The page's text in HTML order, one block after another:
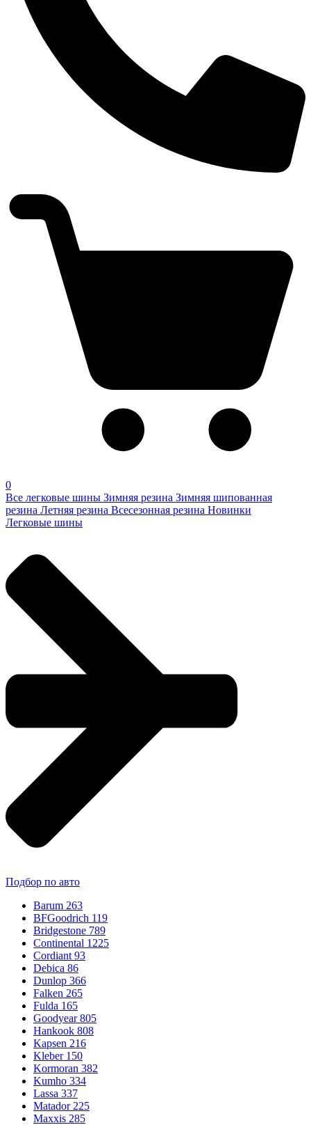
0
Все легковые шины Зимняя резина Зимняя шипованная
резина Летняя резина Всесезонная резина Новинки
Легковые шины
Подбор по авто
Barum 263
BFGoodrich 119
Bridgestone 789
Continental 1225
Cordiant 93
Debica 86
Dunlop 366
Falken 265
Fulda 165
Goodyear 805
Hankook 808
Kapsen 216
Kleber 150
Kormoran 382
Kumho 334
Lassa 337
Matador 225
Maxxis 285